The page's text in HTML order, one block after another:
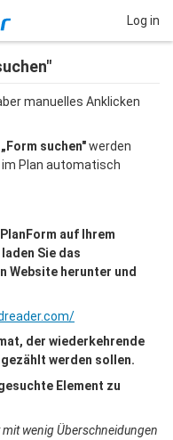
Log in
manuelles Anklicken
„Form suchen" werden
Plan automatisch
auf Ihrem
Sie das
Website herunter und
der wiederkehrende
werden sollen.
Element zu
wenig Überschneidungen